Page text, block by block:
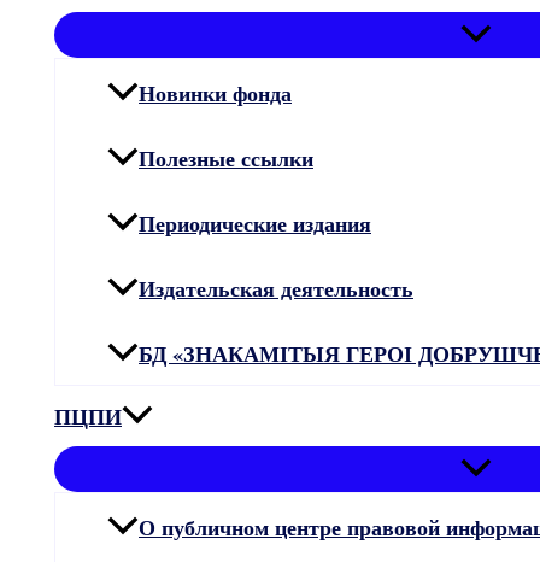
Новинки фонда
Полезные ссылки
Периодические издания
Издательская деятельность
БД «ЗНАКАМІТЫЯ ГЕРОІ
ПЦПИ
О публичном центре правовой